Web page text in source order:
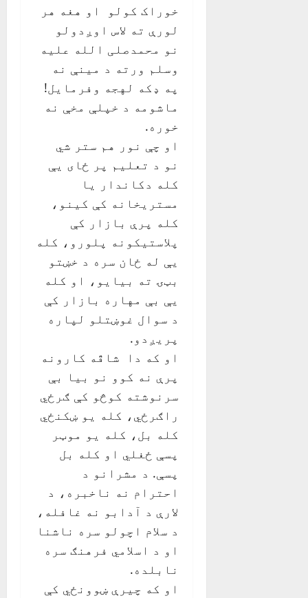
خوراک کولو او هغه هر
لورې ته لاس اوږدولو
نو محمدصلی الله عليه
وسلم ورته د مينې نه
په ډکه لهجه وفرمايل!
ماشومه د خپلې مخې نه
خوره.
او چې نور هم ستر شي
نو د تعليم پر ځای يې
کله دکاندار يا
مستريخانه کې کينو،
کله پرې بازار کې
پلاستيکونه پلورو، کله
يې له ځان سره د خښتو
بټۍ ته بيايو، او کله
يې بې مهاره بازار کې
د سوال غوښتلو لپاره
پريږدو.
او که دا شاقّه کارونه
پرې نه کوو نو بيا بې
سرنوشته کوڅو کې ګرځي
راګرځي، کله يو ښکنځي
کله بل، کله يو موټر
پسې ځغلي او کله بل
پسې. د مشرانو د
احترام نه ناخبره، د
لارې د آدابو نه غافله،
د سلام اچولو سره ناشنا
او د اسلامي فرهنګ سره
نابلده.
او که چيرې ښوونځي کې